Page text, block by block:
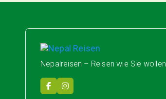
Nepal Reisen
Nepalreisen – Reisen wie Sie wollen